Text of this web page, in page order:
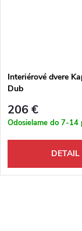
Interiérové dvere
Dub
206 €
Odosielame do 7-14
DETAIL